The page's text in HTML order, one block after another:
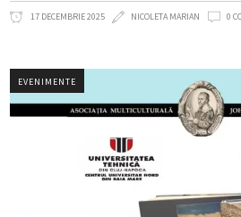
17 DECEMBRIE 2025 NICOLETA MARIAN 0
EVENIMENTE